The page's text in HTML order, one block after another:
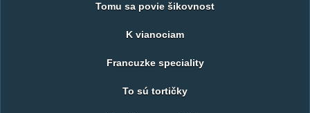
Tomu sa povie šikovnost
K vianociam
Francuzke speciality
To sú tortičky